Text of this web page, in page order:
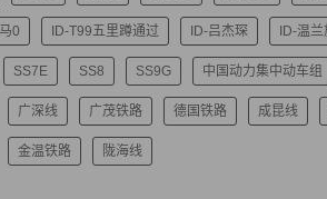
0 ID-T99五里蹲通过 ID-吕杰琛 ID-温
SS7E SS8 SS9G 中国动力集中动车组
广深线 广茂铁路 德国铁路 成昆线
金温铁路 陇海线